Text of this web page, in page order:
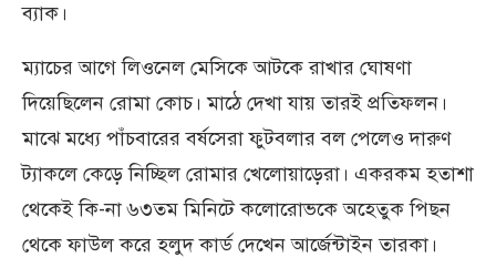
ব্যাক।
ম্যাচের আগে লিওনেল মেসিকে আটকে রাখার ঘোষণা
দিয়েছিলেন রোমা কোচ। মাঠে দেখা যায় তারই প্রতিফলন।
মাঝে মধ্যে পাঁচবারের বর্ষসেরা ফুটবলার বল পেলেও দারুণ
ট্যাকলে কেড়ে নিচ্ছিল রোমার খেলোয়াড়েরা। একরকম হতাশা
থেকেই কি-না ৬৩তম মিনিটে কলোরোভকে অহেতুক পিছন
থেকে ফাউল করে হলুদ কার্ড দেখেন আর্জেন্টাইন তারকা।